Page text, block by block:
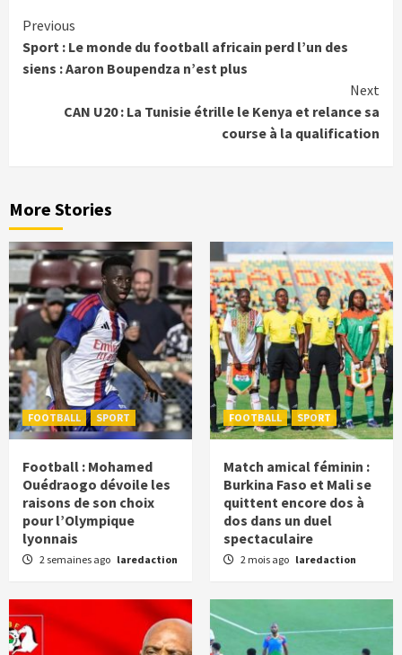
Continue
Reading
Previous
Sport : Le monde du football africain perd l’un des
siens : Aaron Boupendza n’est plus
Next
CAN U20 : La Tunisie étrille le Kenya et relance sa
course à la qualification
More Stories
FOOTBALL SPORT
Football : Mohamed
Ouédraogo dévoile les
raisons de son choix
pour l’Olympique
lyonnais
2 semaines ago laredaction
FOOTBALL SPORT
Match amical féminin :
Burkina Faso et Mali se
quittent encore dos à
dos dans un duel
spectaculaire
2 mois ago laredaction